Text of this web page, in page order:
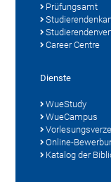
Prüfungsamt
Career Centre
Dienste
WueStudy
WueCampus
Online-
Katalog der